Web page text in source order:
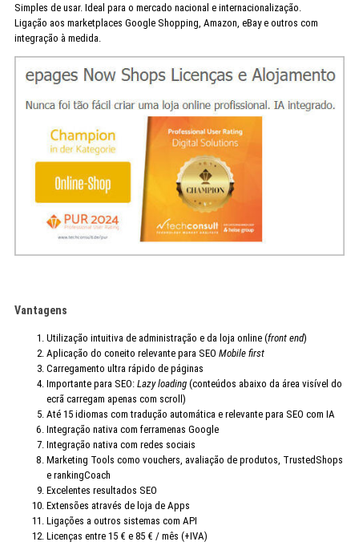
Simples de usar. Ideal para o mercado nacional e internacionalização.
Ligação aos marketplaces Google Shopping, Amazon, eBay e outros com
integração à medida.
Vantagens
Utilização intuitiva de administração e da loja online (front end)
Aplicação do coneito relevante para SEO Mobile first
Carregamento ultra rápido de páginas
Importante para SEO: Lazy loading(conteúdos abaixo da área visível do
ecrã carregam apenas com scroll)
Até 15 idiomas com tradução automática e relevante para SEO com IA
Integração nativa com ferramenas Google
Integração nativa com redes sociais
Marketing Tools como vouchers, avaliação de produtos, TrustedShops
e rankingCoach
Excelentes resultados SEO
Extensões através de loja de Apps
Ligações a outros sistemas com API
Licenças entre 15 € e 85 € / mês (+IVA)